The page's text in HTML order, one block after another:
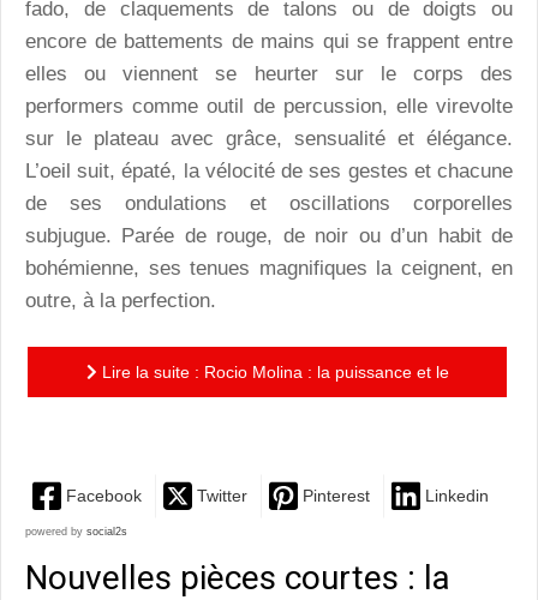
fado, de claquements de talons ou de doigts ou
encore de battements de mains qui se frappent entre
elles ou viennent se heurter sur le corps des
performers comme outil de percussion, elle virevolte
sur le plateau avec grâce, sensualité et élégance.
L’oeil suit, épaté, la vélocité de ses gestes et chacune
de ses ondulations et oscillations corporelles
subjugue. Parée de rouge, de noir ou d’un habit de
bohémienne, ses tenues magnifiques la ceignent, en
outre, à la perfection.
Lire la suite : Rocio Molina : la puissance et le
Facebook Twitter Pinterest Linkedin
powered by social2s
Nouvelles pièces courtes : la